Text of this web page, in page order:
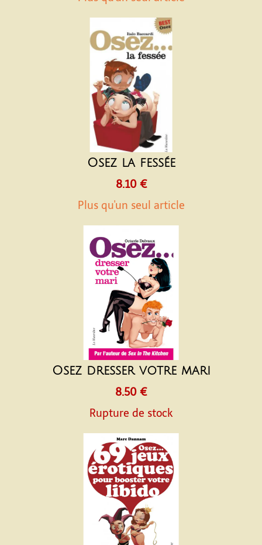
Osez la fessée
8.10 €
Plus qu'un seul article
Osez dresser votre mari
8.50 €
Rupture de stock